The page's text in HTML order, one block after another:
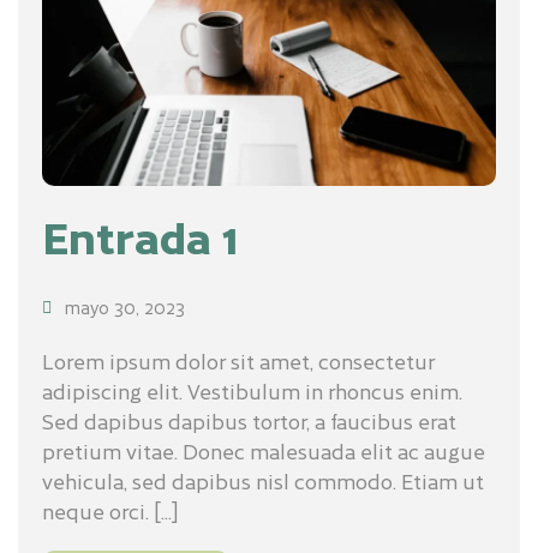
Entrada 1
mayo 30, 2023
Lorem ipsum dolor sit amet, consectetur
adipiscing elit. Vestibulum in rhoncus enim.
Sed dapibus dapibus tortor, a faucibus erat
pretium vitae. Donec malesuada elit ac augue
vehicula, sed dapibus nisl commodo. Etiam ut
neque orci. [...]